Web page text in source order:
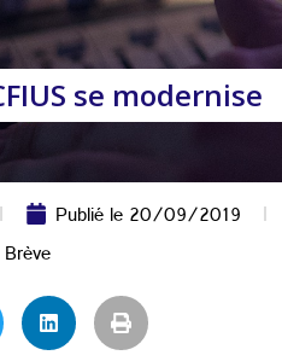
se modernise
Publié le20/09/2019
Brève